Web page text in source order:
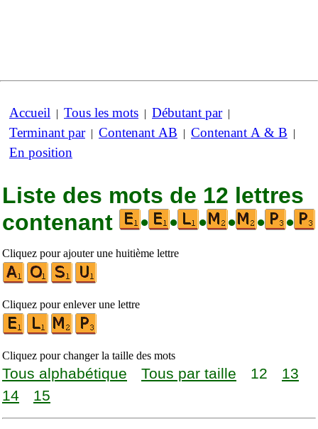
Accueil | Tous les mots | Débutant par|
Terminant par| Contenant AB | Contenant A & B |
En position
Liste des mots de 12 lettres
contenant
• • • • • •
Cliquez pour ajouter une huitième lettre
Cliquez pour enlever une lettre
Cliquez pour changer la taille des mots
Tous alphabétique Tous par taille 12
13
14
15